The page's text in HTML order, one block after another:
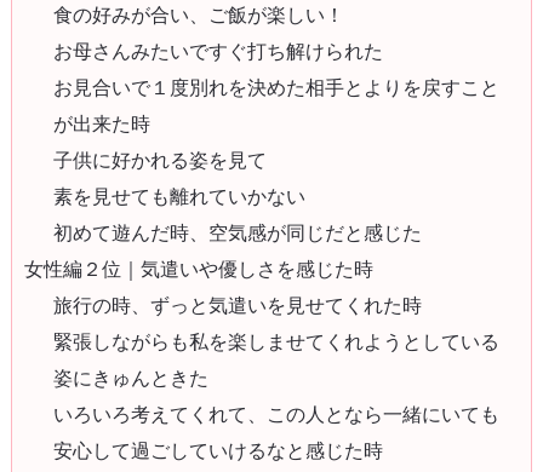
食の好みが合い、ご飯が楽しい！
お母さんみたいですぐ打ち解けられた
お見合いで１度別れを決めた相手とよりを戻すこと
が出来た時
子供に好かれる姿を見て
素を見せても離れていかない
初めて遊んだ時、空気感が同じだと感じた
女性編２位｜気遣いや優しさを感じた時
旅行の時、ずっと気遣いを見せてくれた時
緊張しながらも私を楽しませてくれようとしている
姿にきゅんときた
いろいろ考えてくれて、この人となら一緒にいても
安心して過ごしていけるなと感じた時